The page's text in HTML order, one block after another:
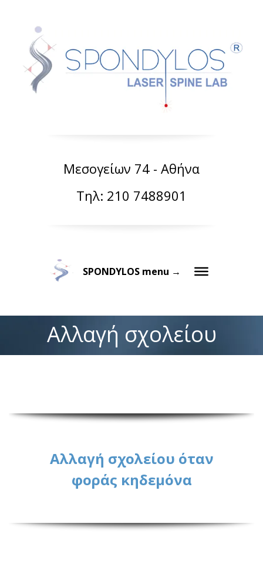
Μεσογείων 74 - Αθήνα
Τηλ: 210 7488901
SPONDYLOS menu →
Αλλαγή σχολείου
Αλλαγή σχολείου όταν
φοράς κηδεμόνα